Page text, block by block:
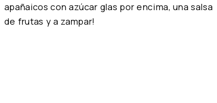
apañaicos con azúcar glas por encima, una salsa
de frutas y a zampar!